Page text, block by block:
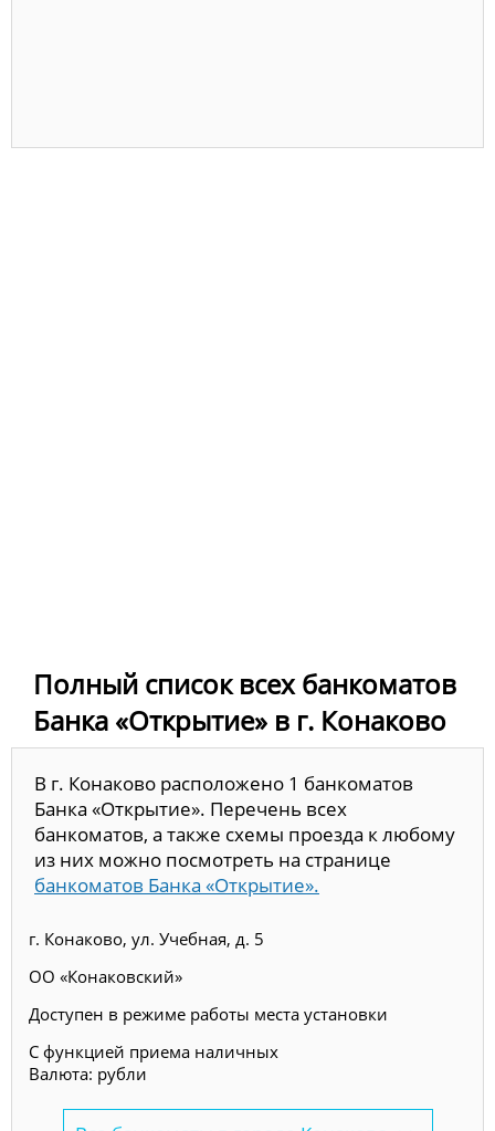
Полный список всех банкоматов
Банка «Открытие» в г. Конаково
В г. Конаково расположено 1 банкоматов
Банка «Открытие». Перечень всех
банкоматов, а также схемы проезда к любому
из них можно посмотреть на странице
банкоматов Банка «Открытие».
г. Конаково, ул. Учебная, д. 5
ОО «Конаковский»
Доступен в режиме работы места установки
С функцией приема наличных
Валюта: рубли